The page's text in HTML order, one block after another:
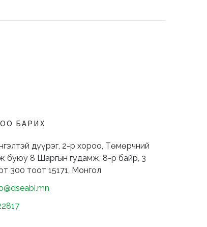
БАРИХ
дүүрэг, 2-р хороо, Төмөрчний
буюу 8 Шаргын гудамж, 8-р байр, 3
300 тоот 15171, Монгол